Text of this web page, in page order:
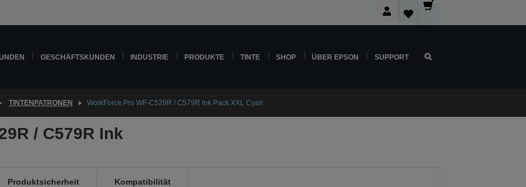
GESCHÄFTSKUNDEN INDUSTRIE PRODUKTE TINTE SHOP ÜBER EPSON SUPPORT
TINTENPATRONEN WorkForce Pro WF-C529R / C579R Ink Pack XXL Cyan
/ C579R Ink
Produktsicherheit Kompatibilität